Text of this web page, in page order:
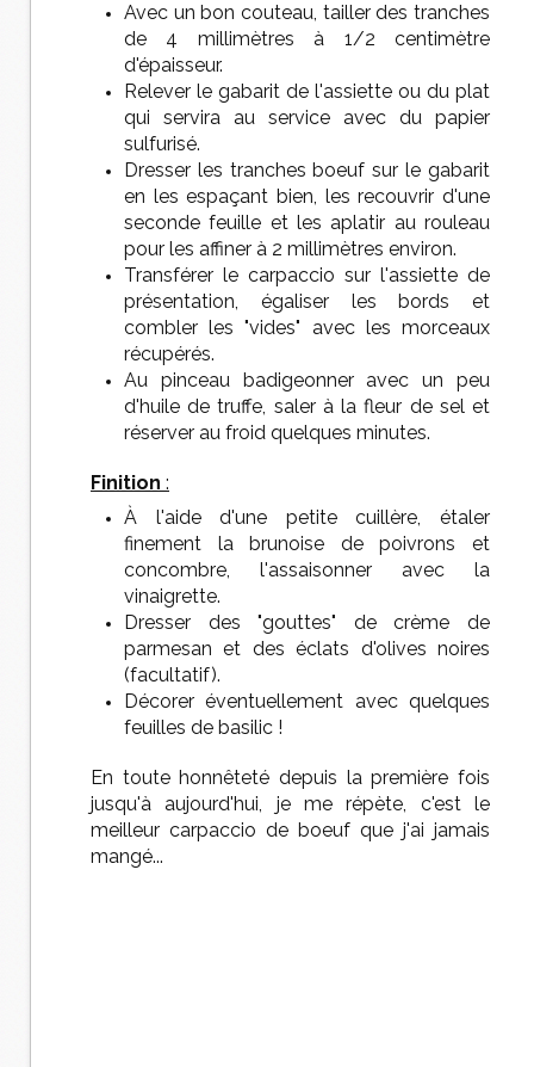
Avec un bon couteau, tailler des tranches
de 4 millimètres à 1/2 centimètre
d'épaisseur.
Relever le gabarit de l'assiette ou du plat
qui servira au service avec du papier
sulfurisé.
Dresser les tranches boeuf sur le gabarit
en les espaçant bien, les recouvrir d'une
seconde feuille et les aplatir au rouleau
pour les affiner à 2 millimètres environ.
Transférer le carpaccio sur l'assiette de
présentation, égaliser les bords et
combler les "vides" avec les morceaux
récupérés.
Au pinceau badigeonner avec un peu
d'huile de truffe, saler à la fleur de sel et
réserver au froid quelques minutes.
Finition :
À l'aide d'une petite cuillère, étaler
finement la brunoise de poivrons et
concombre, l'assaisonner avec la
vinaigrette.
Dresser des "gouttes" de crème de
parmesan et des éclats d'olives noires
(facultatif).
Décorer éventuellement avec quelques
feuilles de basilic !
En toute honnêteté depuis la première fois
jusqu'à aujourd'hui, je me répète, c'est le
meilleur carpaccio de boeuf que j'ai jamais
mangé...